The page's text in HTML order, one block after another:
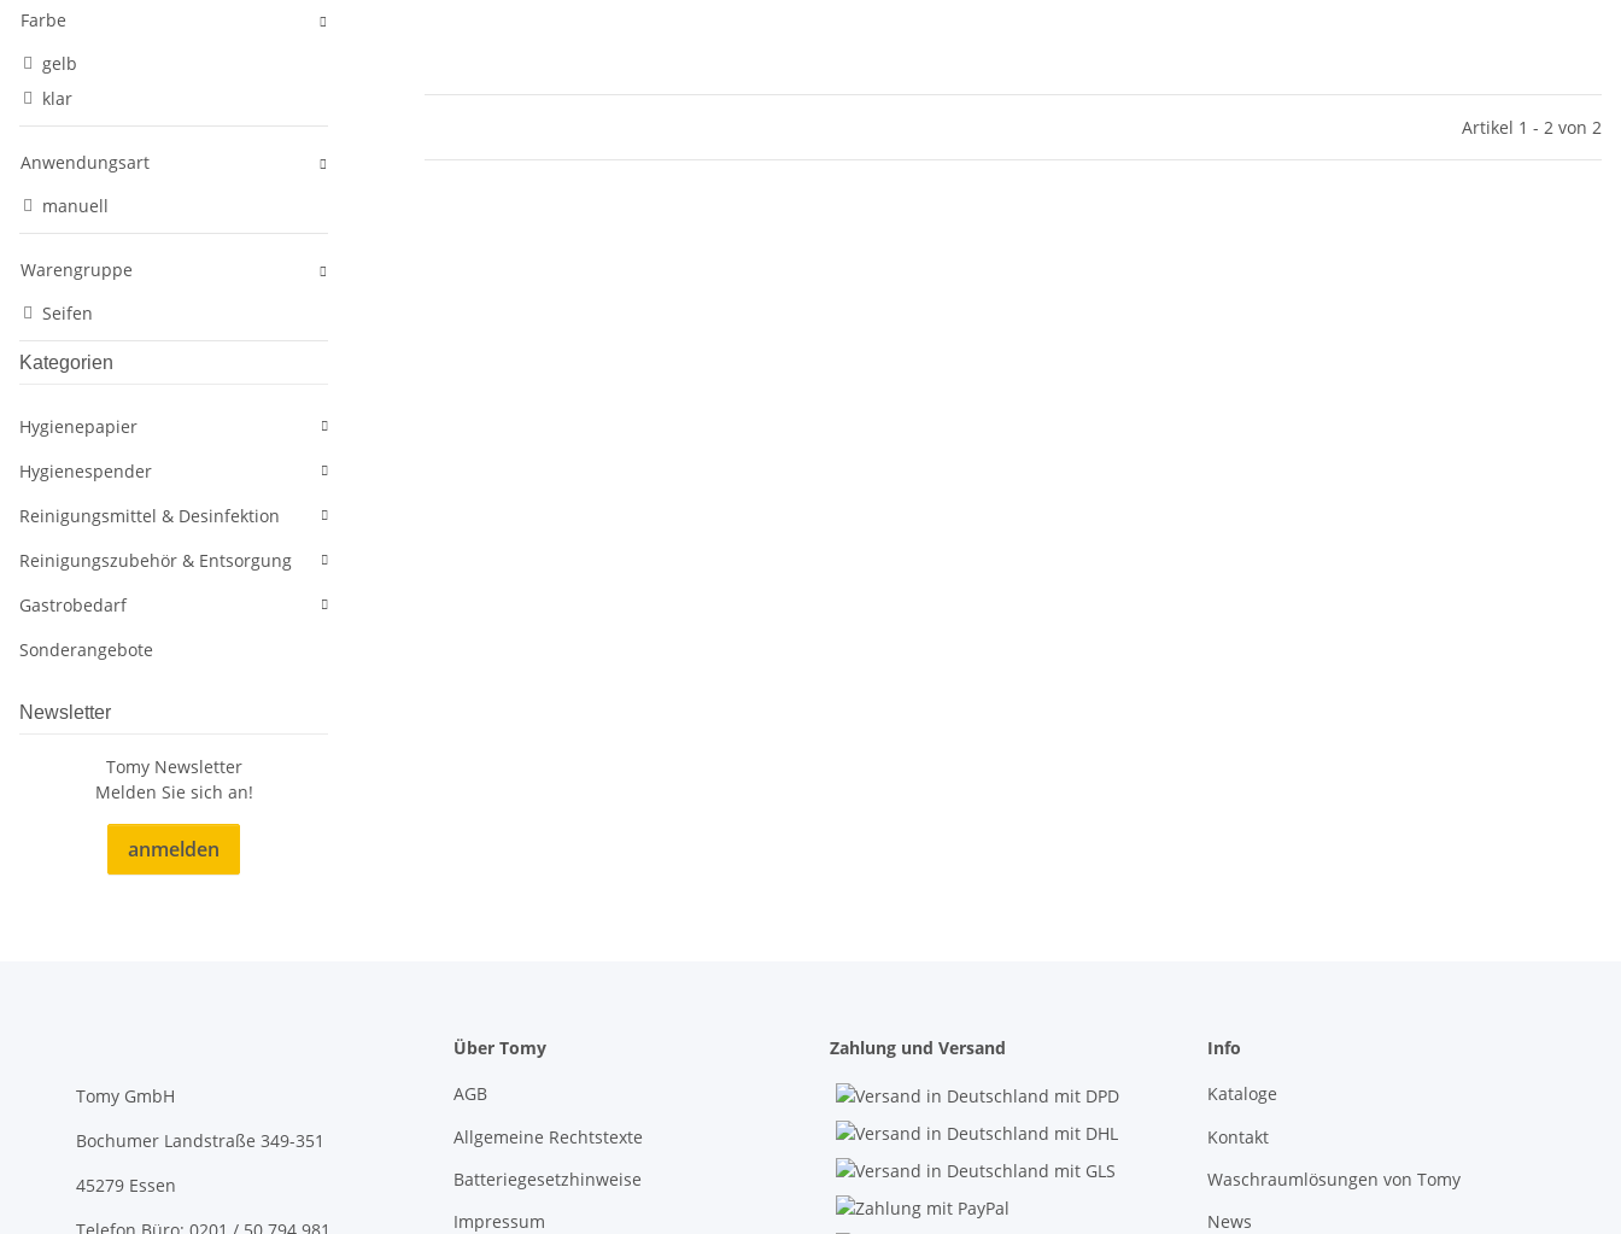
Artikel 1 - 2 von 2
Farbe
gelb
klar
Anwendungsart
manuell
Warengruppe
Seifen
Kategorien
Hygienepapier
Hygienespender
Reinigungsmittel & Desinfektion
Reinigungszubehör & Entsorgung
Gastrobedarf
Sonderangebote
Newsletter
Tomy Newsletter
Melden Sie sich an!
anmelden
Tomy GmbH
Bochumer Landstraße 349-351
45279 Essen
Über Tomy
AGB
Allgemeine Rechtstexte
Batteriegesetzhinweise
Impressum
Zahlung und Versand Info
Kataloge
Kontakt
Waschraumlösungen von Tomy
News